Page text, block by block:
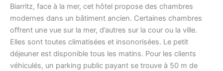
Biarritz, face à la mer, cet hôtel propose des chambres
modernes dans un bâtiment ancien. Certaines chambres
offrent une vue sur la mer, d’autres sur la cour ou la ville.
Elles sont toutes climatisées et insonorisées. Le petit
déjeuner est disponible tous les matins. Pour les clients
véhiculés, un parking public payant se trouve à 50 m de